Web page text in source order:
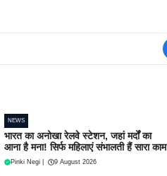
NEWS
भारत का अनोखा रेलवे स्टेशन, जहां मर्दों का
आना है मना! सिर्फ महिलाएं संभालती हैं सारा काम
Pinki Negi 9 August 2026